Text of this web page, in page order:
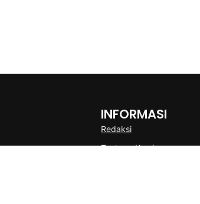
INFORMASI
Redaksi
Tentang Kami